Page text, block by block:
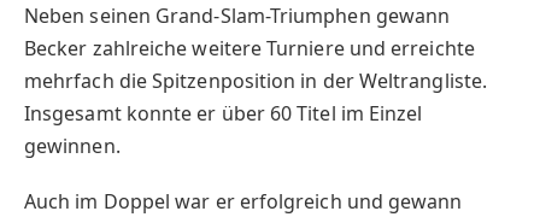
Neben seinen Grand-Slam-Triumphen gewann
Becker zahlreiche weitere Turniere und erreichte
mehrfach die Spitzenposition in der Weltrangliste.
Insgesamt konnte er über 60 Titel im Einzel
gewinnen.
Auch im Doppel war er erfolgreich und gewann